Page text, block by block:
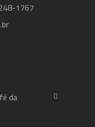
1767
da